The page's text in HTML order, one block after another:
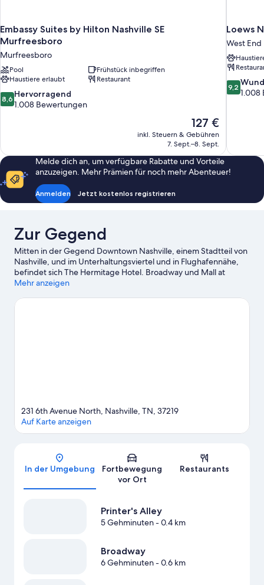
Embassy Suites by Hilton Nashville SE
Murfreesboro
Murfreesboro
Pool
Frühstück inbegriffen
Haustiere erlaubt
Restaurant
8.6
von
Bewertungen
8,6 Hervorragend
1.008 Bewertungen
Der
Preis
beträgt
127 €
inkl. Steuern & Gebühren
7. Sept.–8. Sept.
Loews
West End
9.2
von
9,2
1.008
Melde dich an, um verfügbare Rabatte und Vorteile
anzuzeigen. Mehr Prämien für noch mehr Abenteuer!
Anmelden Jetzt kostenlos registrieren
Zur Gegend
Mitten in der Gegend Downtown Nashville, einem Stadtteil von
Nashville, und im Unterhaltungsviertel und in Flughafennähe,
befindet sich The Hermitage Hotel. Broadway und Mall at
Green Hills sind einen Ausflug wert, wenn du Lust auf Shoppen
möchte, sollte Folgendes besuchen: Country Music Hall of Fame
Mehr anzeigen
Karte
231 6th Avenue North, Nashville, TN, 37219
Auf Karte anzeigen
In der Umgebung
Fortbewegung
vor Ort
Restaurants
Printer's Alley
5 Gehminuten- 0.4 km
Broadway
6 Gehminuten- 0.6 km